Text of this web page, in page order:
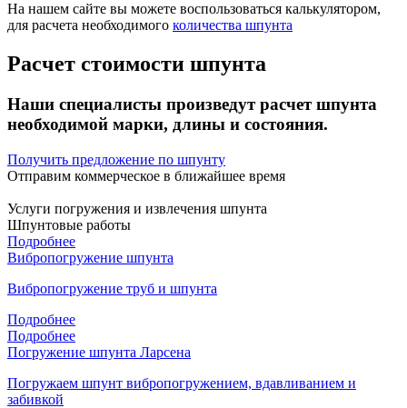
На нашем сайте вы можете воспользоваться калькулятором,
для расчета необходимого количества шпунта
Расчет стоимости шпунта
Наши специалисты произведут расчет шпунта
необходимой марки, длины и состояния.
Получить предложение по шпунту
Отправим коммерческое в ближайшее время
Услуги погружения и извлечения шпунта
Шпунтовые работы
Подробнее
Вибропогружение шпунта
Вибропогружение труб и шпунта
Подробнее
Подробнее
Погружение шпунта Ларсена
Погружаем шпунт вибропогружением, вдавливанием и
забивкой